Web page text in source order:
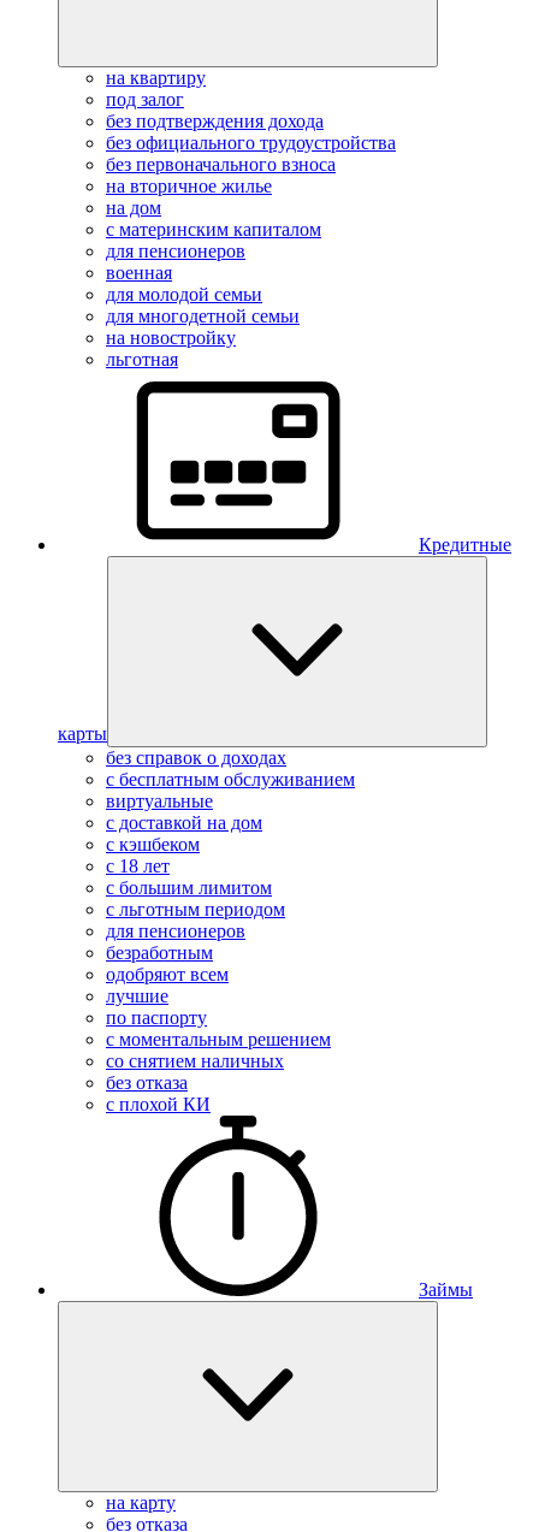
на квартиру
под залог
без подтверждения дохода
без официального трудоустройства
без первоначального взноса
на вторичное жилье
на дом
с материнским капиталом
для пенсионеров
военная
для молодой семьи
для многодетной семьи
на новостройку
льготная
Кредитные
карты
без справок о доходах
с бесплатным обслуживанием
виртуальные
с доставкой на дом
с кэшбеком
с 18 лет
с большим лимитом
с льготным периодом
для пенсионеров
безработным
одобряют всем
лучшие
по паспорту
с моментальным решением
со снятием наличных
без отказа
с плохой КИ
Займы
на карту
без отказа